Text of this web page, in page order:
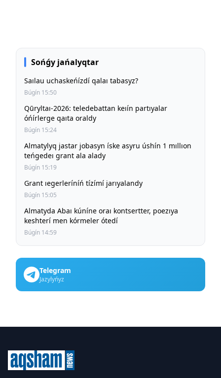
Sońǵy jańalyqtar
Saılau uchaskeńízdí qalaı tabasyz?
Búgín 15:50
Qūryltaı-2026: teledebattan keıín partıyalar
óńírlerge qaıta oraldy
Búgín 15:24
Almatylyq jastar jobasyn íske asyru úshín 1 mıllıon
teńgedeı grant ala alady
Búgín 15:19
Grant ıegerleríníń tízímí jarıyalandy
Búgín 15:05
Almatyda Abaı kúníne oraı kontsertter, poezıya
keshterí men kórmeler ótedí
Búgín 14:59
Telegram
Jazylyńyz